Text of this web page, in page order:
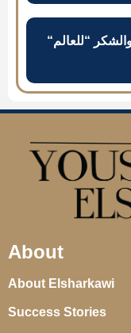
“الدلتا الجديدة” و المجد ( للأرشيف) والشكر “للعالم
About
About Elsharkawi
Success Stories